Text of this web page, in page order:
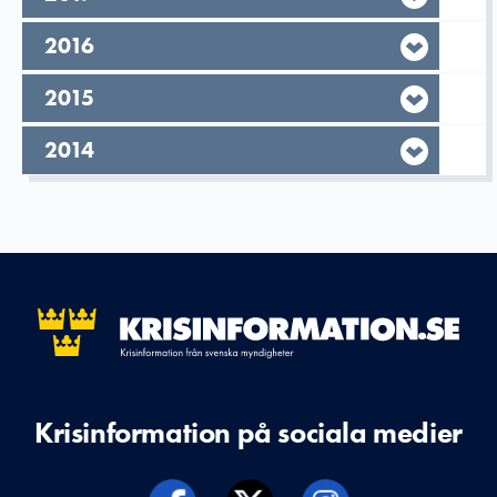
År,
2016
År,
2015
År,
2014
Krisinformation på sociala medier